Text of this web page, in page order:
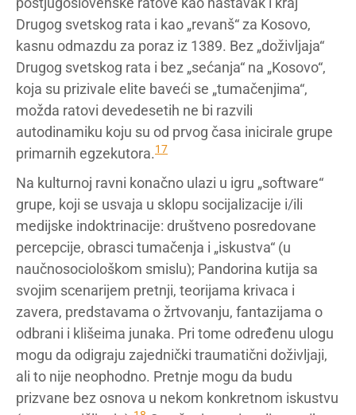
Drugog svetskog rata i kao „revanš“ za Kosovo,
kasnu odmazdu za poraz iz 1389. Bez „doživljaja“
Drugog svetskog rata i bez „sećanja“ na „Kosovo“,
koja su prizivale elite baveći se „tumačenjima“,
možda ratovi devedesetih ne bi razvili
autodinamiku koju su od prvog časa inicirale grupe
primarnih egzekutora.17
Na kulturnoj ravni konačno ulazi u igru „software“
grupe, koji se usvaja u sklopu socijalizacije i/ili
medijske indoktrinacije: društveno posredovane
percepcije, obrasci tumačenja i „iskustva“ (u
naučnosociološkom smislu); Pandorina kutija sa
svojim scenarijem pretnji, teorijama krivaca i
zavera, predstavama o žrtvovanju, fantazijama o
odbrani i klišeima junaka. Pri tome određenu ulogu
mogu da odigraju zajednički traumatični doživljaji,
ali to nije neophodno. Pretnje mogu da budu
prizvane bez osnova u nekom konkretnom iskustvu